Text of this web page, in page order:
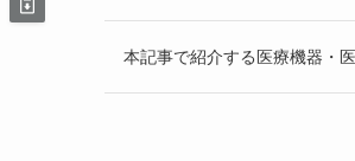
本記事で紹介する医療機器・